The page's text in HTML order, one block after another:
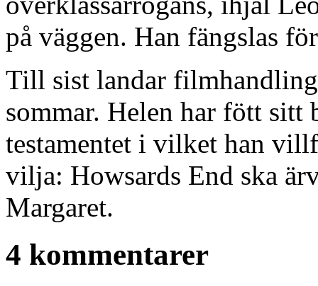
på väggen. Han fängslas
Till sist landar
sommar. Helen har fött
testamentet i vilket han
vilja: Howsards End ska
Margaret.
4 kommentarer